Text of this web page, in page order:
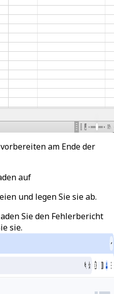
am Ende der
auf
und legen Sie sie ab.
Sie den Fehlerbericht
sie.